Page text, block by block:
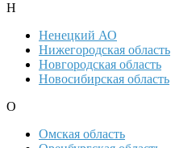
Н
Ненецкий АО
Нижегородская область
Новгородская область
Новосибирская область
О
Омская область